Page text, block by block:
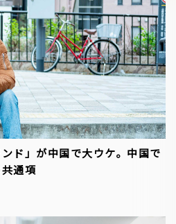
ド」が中国で大ウケ。中国で
通項